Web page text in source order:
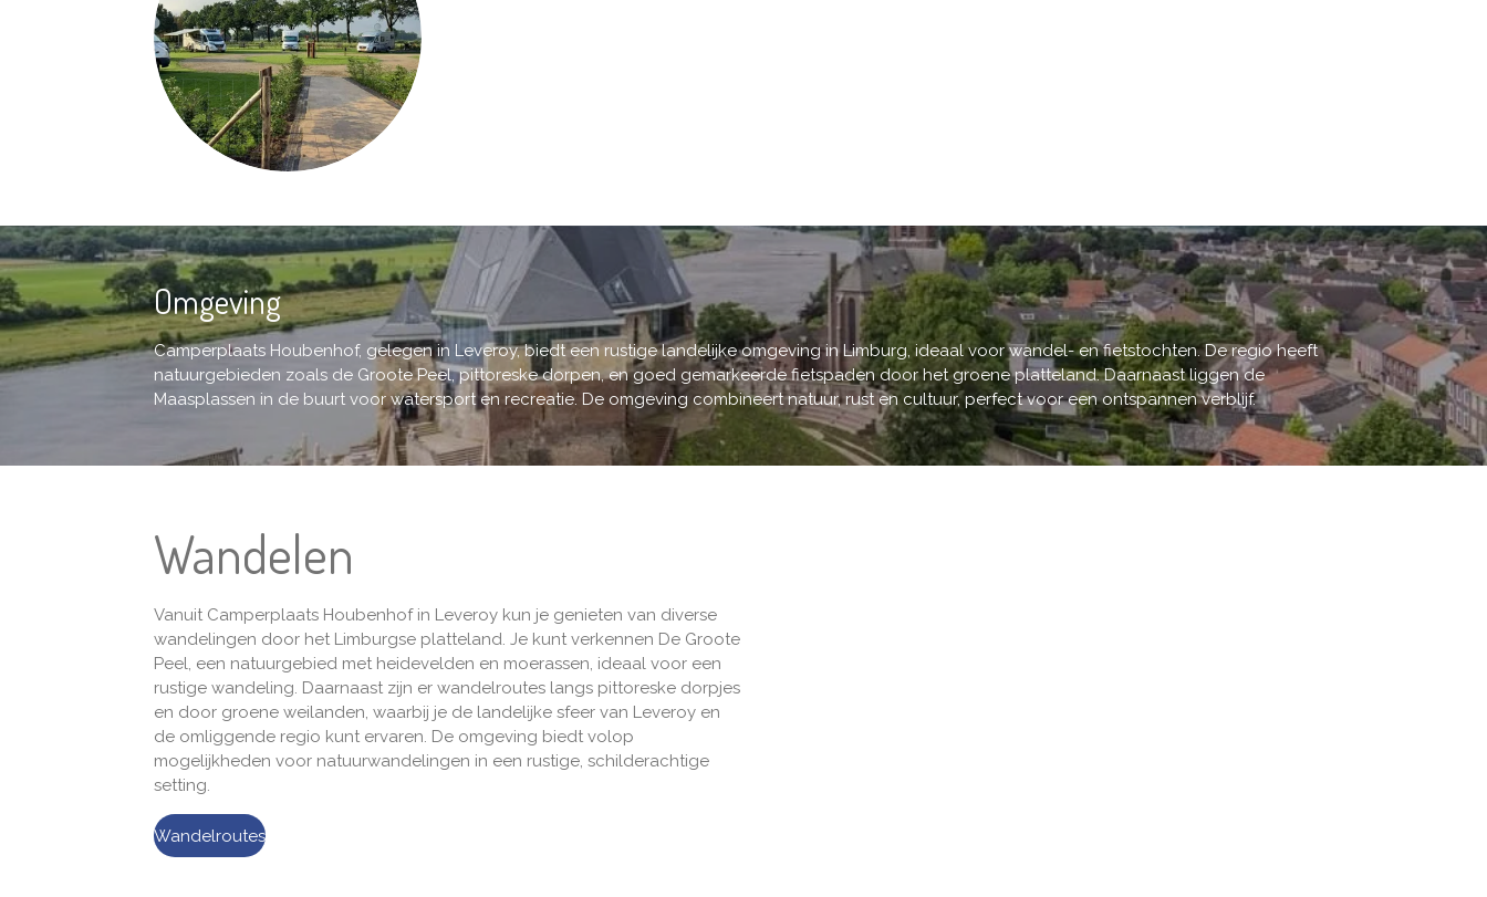
Omgeving
Camperplaats Houbenhof, gelegen in Leveroy, biedt een rustige landelijke omgeving in Limburg, ideaal voor wandel- en fietstochten. De regio heeft
natuurgebieden zoals de Groote Peel, pittoreske dorpen, en goed gemarkeerde fietspaden door het groene platteland. Daarnaast liggen de
Maasplassen in de buurt voor watersport en recreatie. De omgeving combineert natuur, rust en cultuur, perfect voor een ontspannen verblijf.
Wandelen
Vanuit Camperplaats Houbenhof in Leveroy kun je genieten van diverse
wandelingen door het Limburgse platteland. Je kunt verkennen De Groote
Peel, een natuurgebied met heidevelden en moerassen, ideaal voor een
rustige wandeling. Daarnaast zijn er wandelroutes langs pittoreske dorpjes
en door groene weilanden, waarbij je de landelijke sfeer van Leveroy en
de omliggende regio kunt ervaren. De omgeving biedt volop
mogelijkheden voor natuurwandelingen in een rustige, schilderachtige
setting.
Wandelroutes